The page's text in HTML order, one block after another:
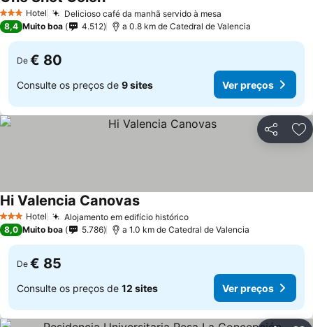
3 EstrelasHotel Delicioso café da manhã servido à mesa
8,4 Muito boa 4.512 a 0.8 km de Catedral de Valencia
De € 80
Consulte os preços de 9 sites Ver preços
Partilhar
3 EstrelasHotel Alojamento em edifício histórico
Hi Valencia Canovas
8,0 Muito boa 5.786 a 1.0 km de Catedral de Valencia
De € 85
Consulte os preços de 12 sites Ver preços